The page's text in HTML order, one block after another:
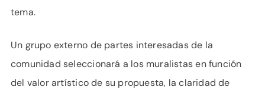
tema.
Un grupo externo de partes interesadas de la
comunidad seleccionará a los muralistas en función
del valor artístico de su propuesta, la claridad de